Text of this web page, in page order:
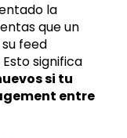
la
que un
feed
significa
si tu
entre